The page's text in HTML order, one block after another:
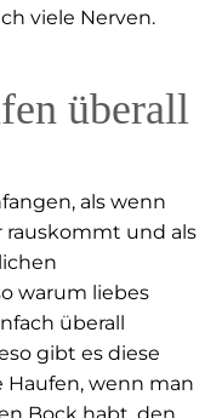
viele Nerven.
überall
als wenn
rauskommt und als
warum liebes
überall
gibt es diese
wenn man